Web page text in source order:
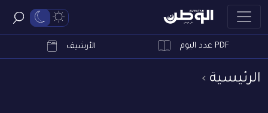
PDF عدد اليوم الأرشيف
الرئيسية